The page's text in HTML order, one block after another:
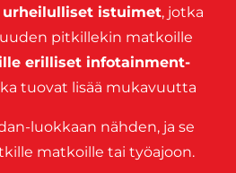
urheilulliset istuimet, jotka
pitkillekin matkoille
erilliset infotainment-
tuovat lisää mukavuutta
luokkaan nähden, ja se
matkoille tai työajoon.